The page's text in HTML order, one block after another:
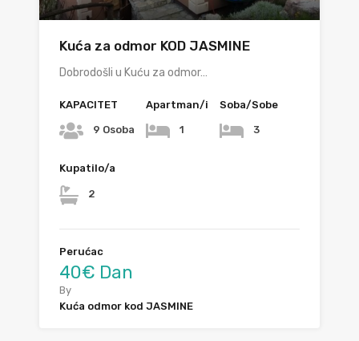
Kuća za odmor KOD JASMINE
Dobrodošli u Kuću za odmor…
KAPACITET
9 Osoba
Apartman/i
1
Soba/Sobe
3
Kupatilo/a
2
Perućac
40€ Dan
By
Kuća odmor kod JASMINE